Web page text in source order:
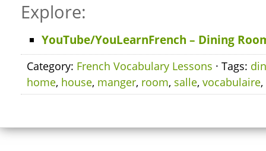
Explore:
YouTube/YouLearnFrench – Dining
Category: French Vocabulary Lessons · Tags:
home, house, manger, room, salle, vocabulaire,